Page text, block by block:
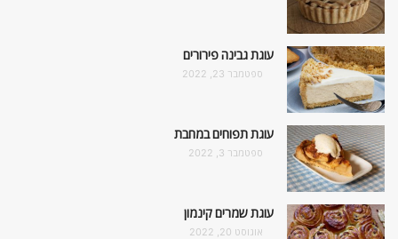
עוגת גבינה פירורים
ספטמבר 23, 2022
עוגת תפוחים במחבת
ספטמבר 3, 2022
עוגת שמרים קינמון
אוגוסט 20, 2022